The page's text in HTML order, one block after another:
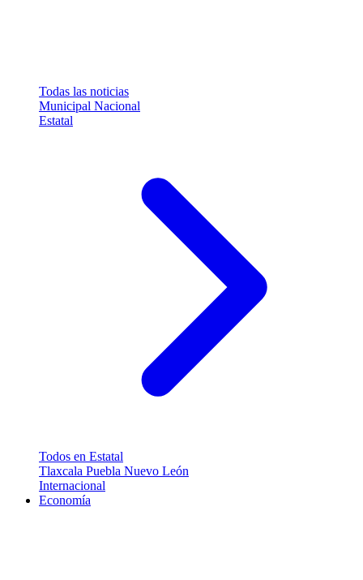
Todas las noticias
Municipal Nacional
Estatal
Todos en Estatal
Tlaxcala Puebla Nuevo León
Internacional
Economía